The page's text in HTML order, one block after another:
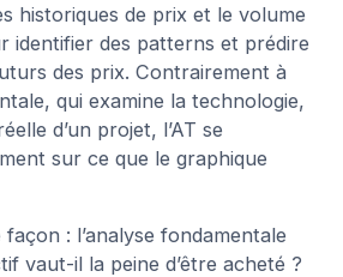
historiques de prix et le volume
identifier des patterns et prédire
des prix. Contrairement à
qui examine la technologie,
d’un projet, l’AT se
sur ce que le graphique
: l’analyse fondamentale
vaut-il la peine d’être acheté ?